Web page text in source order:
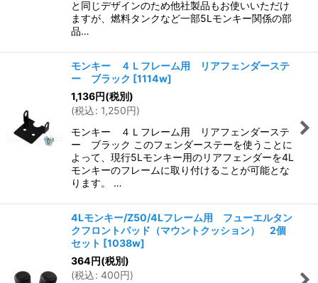
と同じデザインのため他社製品もお使いいただけ
ますが、燃料タンクなど一部5Lモンキー関係の部
品…
モンキー ４Ｌフレーム用 リアフェンダーステ
ー ブラック [1114w]
1,136円(税別)
(税込: 1,250円)
モンキー ４Ｌフレーム用 リアフェンダーステ
ー ブラック このフェンダーステーを使うことに
よって、現行5Lモンキー用のリアフェンダーを4L
モンキーのフレームに取り付けることが可能とな
ります。 …
4Lモンキー/Z50/4Lフレーム用 フューエルタン
クフロントパッド（マウントクッション） 2個
セット [1038w]
364円(税別)
(税込: 400円)